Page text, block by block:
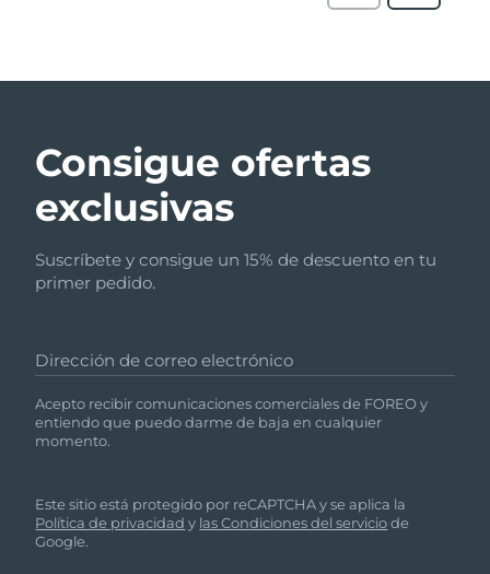
Consigue ofertas
exclusivas
Suscríbete y consigue un 15% de descuento en tu
primer pedido.
Dirección de correo electrónico
Acepto recibir comunicaciones comerciales de FOREO y
entiendo que puedo darme de baja en cualquier
momento.
Este sitio está protegido por reCAPTCHA y se aplica la
Política de privacidad y las Condiciones del serviciode
Google.